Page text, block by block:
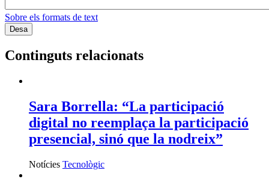
Sobre els formats de text
Continguts relacionats
Sara Borrella: “La participació
digital no reemplaça la participació
presencial, sinó que la nodreix”
Notícies Tecnològic